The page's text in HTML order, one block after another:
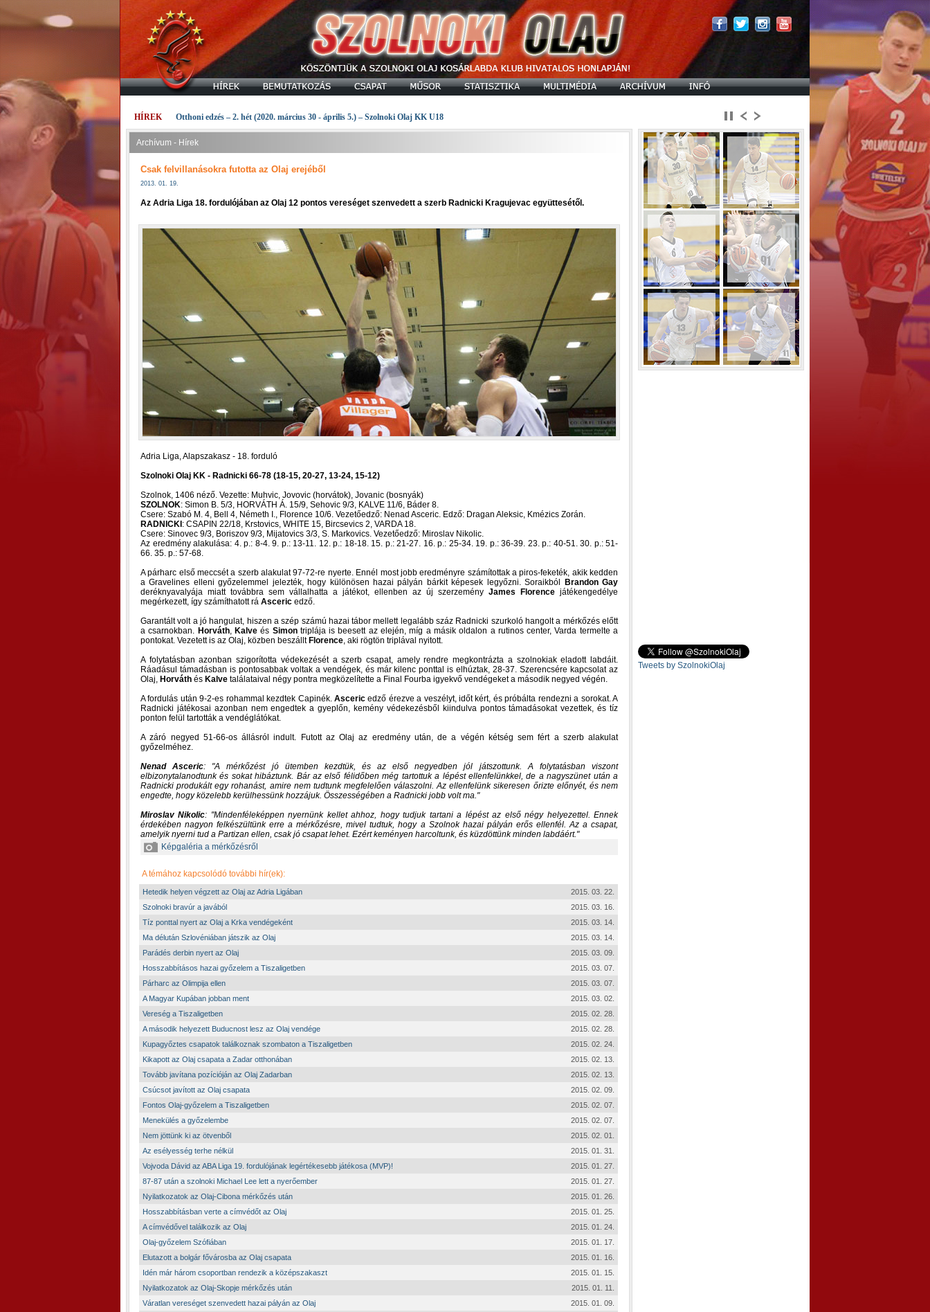
HÍREK Otthoni edzés – 2. hét (2020. március 30 - április 5.) – Szolnoki Olaj KK U18
Archívum - Hírek
Csak felvillanásokra futotta az Olaj erejéből
2013. 01. 19.
Az Adria Liga 18. fordulójában az Olaj 12 pontos vereséget szenvedett a szerb Radnicki Kragujevac együttesétől.
Adria Liga, Alapszakasz - 18. forduló
Szolnoki Olaj KK - Radnicki 66-78 (18-15, 20-27, 13-24, 15-12)
Szolnok, 1406 néző. Vezette: Muhvic, Jovovic (horvátok), Jovanic (bosnyák)
SZOLNOK: Simon B. 5/3, HORVÁTH Á. 15/9, Sehovic 9/3, KALVE 11/6, Báder 8.
Csere: Szabó M. 4, Bell 4, Németh I., Florence 10/6. Vezetőedző: Nenad Asceric. Edző: Dragan Aleksic, Kmézics Zorán.
RADNICKI : CSAPIN 22/18, Krstovics, WHITE 15, Bircsevics 2, VARDA 18.
Csere: Sinovec 9/3, Boriszov 9/3, Mijatovics 3/3, S. Markovics. Vezetőedző: Miroslav Nikolic.
Az eredmény alakulása: 4. p.: 8-4. 9. p.: 13-11. 12. p.: 18-18. 15. p.: 21-27. 16. p.: 25-34. 19. p.: 36-39. 23. p.: 40-51. 30. p.: 51-
66. 35. p.: 57-68.
A párharc első meccsét a szerb alakulat 97-72-re nyerte. Ennél most jobb eredményre számítottak a piros-feketék, akik kedden
a Gravelines elleni győzelemmel jelezték, hogy különösen hazai pályán bárkit képesek legyőzni. Soraikból
Brandon Gay
deréknyavalyája miatt továbbra sem vállalhatta a játékot, ellenben az új szerzemény James Florence játékengedélye
megérkezett, így számíthatott rá Asceric edző.
Garantált volt a jó hangulat, hiszen a szép számú hazai tábor mellett legalább száz Radnicki szurkoló hangolt a mérkőzés előtt
a csarnokban. Horváth, Kalveés Simontriplája is beesett az elején, míg a másik oldalon a rutinos center, Varda termelte a
pontokat. Vezetett is az Olaj, közben beszállt Florence, aki rögtön triplával nyitott.
A folytatásban azonban szigorította védekezését a szerb csapat, amely rendre megkontrázta a szolnokiak eladott labdáit.
Ráadásul támadásban is pontosabbak voltak a vendégek, és már kilenc ponttal is elhúztak, 28-37. Szerencsére kapcsolat az
Olaj, Horváth és Kalve találataival négy pontra megközelítette a Final Fourba igyekvő vendégeket a második negyed végén.
A fordulás után 9-2-es rohammal kezdtek Capinék. Ascericedző érezve a veszélyt, időt kért, és próbálta rendezni a sorokat. A
Radnicki játékosai azonban nem engedtek a gyeplőn, kemény védekezésből kiindulva pontos támadásokat vezettek, és tíz
ponton felül tartották a vendéglátókat.
A záró negyed 51-66-os állásról indult. Futott az Olaj az eredmény után, de a végén kétség sem fért a szerb alakulat
győzelméhez.
Nenad Asceric:
A mérkőzést jó ütemben kezdtük, és az első negyedben jól játszottunk. A folytatásban viszont
elbizonytalanodtunk és sokat hibáztunk. Bár az első félidőben még tartottuk a lépést ellenfelünkkel, de a nagyszünet után a
Radnicki produkált egy rohanást, amire nem tudtunk megfelelően válaszolni. Az ellenfelünk sikeresen őrizte előnyét, és nem
engedte, hogy közelebb kerülhessünk hozzájuk. Összességében a Radnicki jobb volt ma.
Miroslav Nikolic:
Mindenféleképpen nyernünk kellet ahhoz, hogy tudjuk tartani a lépést az első négy helyezettel. Ennek
érdekében nagyon felkészültünk erre a mérkőzésre, mivel tudtuk, hogy a Szolnok hazai pályán erős ellenfél. Az a csapat,
amelyik nyerni tud a Partizan ellen, csak jó csapat lehet. Ezért keményen harcoltunk, és küzdöttünk minden labdáért.
Képgaléria a mérkőzésről
A témához kapcsolódó további hír(ek):
Hetedik helyen végzett az Olaj az Adria Ligában
2015. 03. 22.
Szolnoki bravúr a javából
2015. 03. 16.
Tíz ponttal nyert az Olaj a Krka vendégeként
2015. 03. 14.
Ma délután Szlovéniában játszik az Olaj
2015. 03. 14.
Parádés derbin nyert az Olaj
2015. 03. 09.
Hosszabbításos hazai győzelem a Tiszaligetben
2015. 03. 07.
Párharc az Olimpija ellen
2015. 03. 07.
A Magyar Kupában jobban ment
2015. 03. 02.
Vereség a Tiszaligetben
2015. 02. 28.
A második helyezett Buducnost lesz az Olaj vendége
2015. 02. 28.
Kupagyőztes csapatok találkoznak szombaton a Tiszaligetben
2015. 02. 24.
Kikapott az Olaj csapata a Zadar otthonában
2015. 02. 13.
Tovább javítana pozícióján az Olaj Zadarban
2015. 02. 13.
Csúcsot javított az Olaj csapata
2015. 02. 09.
Fontos Olaj-győzelem a Tiszaligetben
2015. 02. 07.
Menekülés a győzelembe
2015. 02. 07.
Nem jöttünk ki az ötvenből
2015. 02. 01.
Az esélyesség terhe nélkül
2015. 01. 31.
Vojvoda Dávid az ABA Liga 19. fordulójának legértékesebb játékosa (MVP)!
2015. 01. 27.
87-87 után a szolnoki Michael Lee lett a nyerőember
2015. 01. 27.
Nyilatkozatok az Olaj-Cibona mérkőzés után
2015. 01. 26.
Hosszabbításban verte a címvédőt az Olaj
2015. 01. 25.
A címvédővel találkozik az Olaj
2015. 01. 24.
Olaj-győzelem Szófiában
2015. 01. 17.
Elutazott a bolgár fővárosba az Olaj csapata
2015. 01. 16.
Idén már három csoportban rendezik a középszakaszt
2015. 01. 15.
Nyilatkozatok az Olaj-Skopje mérkőzés után
2015. 01. 11.
Váratlan vereséget szenvedett hazai pályán az Olaj
2015. 01. 09.
Tweets by SzolnokiOlaj